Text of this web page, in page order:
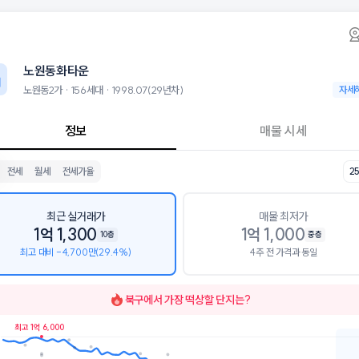
2가 노원동화타운 아파트 시세·실거래가·2년
타운은 노원동2가에 위치한 156세대 아파트로, 1998.07 입주한 29년
8월 9일 기준 25평형의 매매 시세는 1.1억, 전세는 9.8천입니다. 34평
으로는 대구침산초등학교, 대구일중학교가 있습니다.
층, 용적률 311%, 건폐율 33%의 단지입니다.
노원동화타
노원동화타운
노원동2가 · 156세대 · 1998.07(29년차) 노원
자세
정보 매물 시세
전세 월세 전세가율
최근 실거래가
1억 1,300 10층
최고 대비 -4,700만(29.4%)
매물 최저가
1억 1,000 중층
4주 전 가격과 동일
북구에서 가장 떡상할 단지는?
최고 1억 6,000